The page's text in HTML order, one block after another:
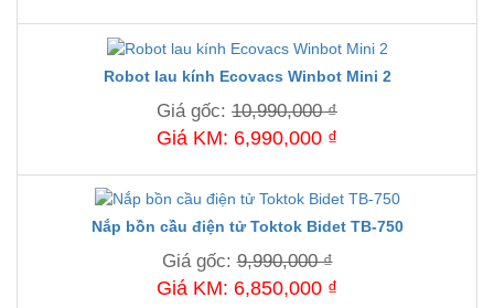
Robot lau kính Ecovacs Winbot Mini 2
Giá gốc: 10,990,000 ₫
Giá KM: 6,990,000 ₫
Nắp bồn cầu điện tử Toktok Bidet TB-750
Giá gốc:9,990,000 ₫
Giá KM: 6,850,000 ₫